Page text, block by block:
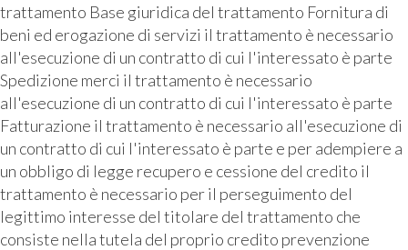
trattamento Base giuridica del trattamento Fornitura di
beni ed erogazione di servizi il trattamento è necessario
all'esecuzione di un contratto di cui l'interessato è parte
Spedizione merci il trattamento è necessario
all'esecuzione di un contratto di cui l'interessato è parte
Fatturazione il trattamento è necessario all'esecuzione di
un contratto di cui l'interessato è parte e per adempiere a
un obbligo di legge recupero e cessione del credito il
trattamento è necessario per il perseguimento del
legittimo interesse del titolare del trattamento che
consiste nella tutela del proprio credito prevenzione